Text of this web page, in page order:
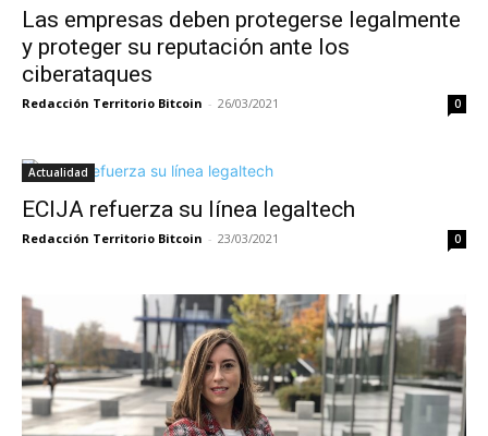
Las empresas deben protegerse legalmente
y proteger su reputación ante los
ciberataques
Redacción Territorio Bitcoin - 26/03/2021 0
Actualidad
ECIJA refuerza su línea legaltech
Redacción Territorio Bitcoin - 23/03/2021 0